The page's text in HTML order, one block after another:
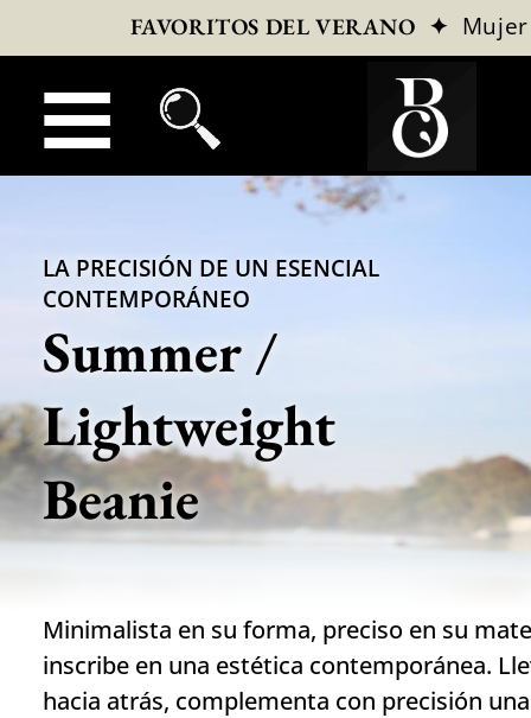
FAVORITOS DEL VERANO ✦ Mujer
LA PRECISIÓN DE UN ESENCIAL
CONTEMPORÁNEO
Summer /
Lightweight
Beanie
Minimalista en su forma, preciso en su
inscribe en una estética contemporánea.
hacia atrás, complementa con precisión